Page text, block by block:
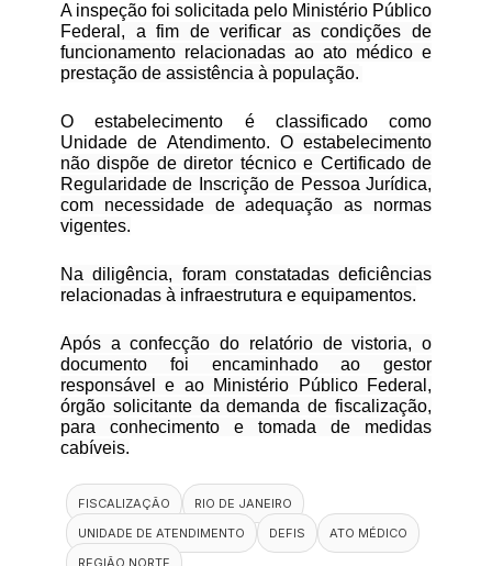
A inspeção foi solicitada pelo Ministério Público
Federal , a fim de verificar as condições de
funcionamento relacionadas ao ato médico e
prestação de assistência à população.
O estabelecimento é classificado como
Unidade de Atendimento. O estabelecimento
não dispõe de diretor técnico e Certificado de
Regularidade de Inscrição de Pessoa Jurídica,
com necessidade de adequação as normas
vigentes.
Na diligência, foram constatadas deficiências
relacionadas à infraestrutura e equipamentos.
Após a confecção do relatório de vistoria, o
documento foi encaminhado ao gestor
responsável e ao Ministério Público Federal,
órgão solicitante da demanda de fiscalização,
para conhecimento e tomada de medidas
cabíveis.
FISCALIZAÇÃO
RIO DE JANEIRO
UNIDADE DE ATENDIMENTO
DEFIS
ATO MÉDICO